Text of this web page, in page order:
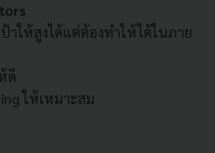
ป้าให้สูงได้แต่ต้องทำให้ได้ในภาย
ดี
ให้เหมาะสม